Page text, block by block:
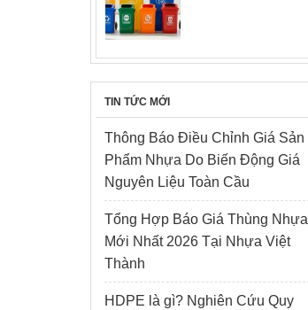
TIN TỨC MỚI
Thông Báo Điều Chỉnh Giá Sản
Phẩm Nhựa Do Biến Động Giá
Nguyên Liệu Toàn Cầu
Tổng Hợp Báo Giá Thùng Nhựa
Mới Nhất 2026 Tại Nhựa Việt
Thành
HDPE là gì? Nghiên Cứu Quy